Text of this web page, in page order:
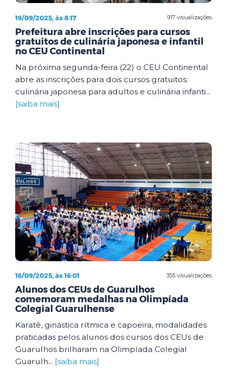
917 visualizações
19/09/2025, às 8:17
Prefeitura abre inscrições para cursos
gratuitos de culinária japonesa e infantil
no CEU Continental
Na próxima segunda-feira (22) o CEU Continental
abre as inscrições para dois cursos gratuitos:
culinária japonesa para adultos e culinária infanti...
[saiba mais]
355 visualizações
16/09/2025, às 16:01
Alunos dos CEUs de Guarulhos
comemoram medalhas na Olimpíada
Colegial Guarulhense
Karatê, ginástica rítmica e capoeira, modalidades
praticadas pelos alunos dos cursos dos CEUs de
Guarulhos brilharam na Olimpíada Colegial
Guarulh... [saiba mais]